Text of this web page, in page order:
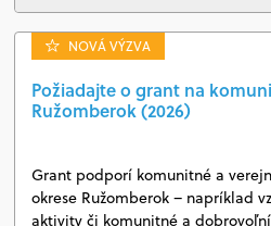
NOVÁ VÝZVA
Požiadajte o grant na
Ružomberok (2026)
Grant podporí komunitné a
okrese Ružomberok – napríklad
aktivity či komunitné a